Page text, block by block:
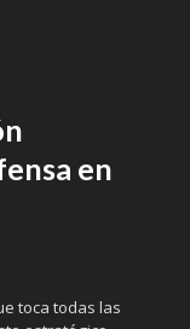
en
toca todas las